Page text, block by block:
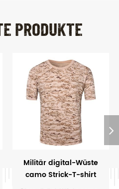
PRODUKTE
Militär digital-Wüste
camo Strick-T-shirt